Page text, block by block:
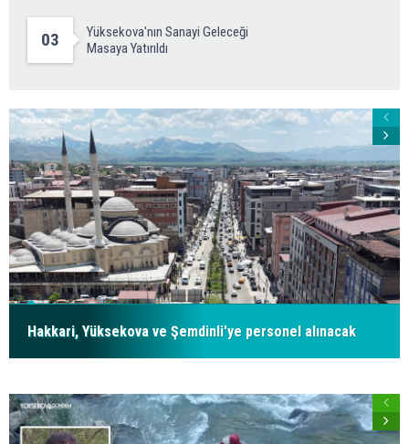
03
Yüksekova'nın Sanayi Geleceği
Masaya Yatırıldı
Hakkari, Yüksekova ve Şemdinli'ye personel alınacak